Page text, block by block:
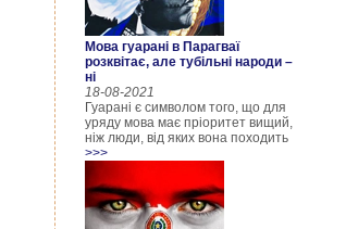
Мова гуарані в Парагваї
розквітає, але тубільні народи –
ні
18-08-2021
Гуарані є символом того, що для
уряду мова має пріоритет вищий,
ніж люди, від яких вона походить
>>>